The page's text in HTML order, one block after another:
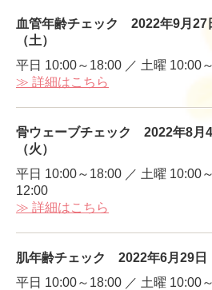
何卒、宜しくお願い申し上げます
2026 /06/08 【お休みのお知らせ】
6/14(日)
何卒、宜しくお願い申し上げます
2026/04/27
5/3(日･祝)から5/6(水･祝)まで
何卒、宜しくお願い申し上げます
血管年齢チェック 2022年9月27
（土）
平日 10:00～18:00 ／ 土曜 10:00
≫ 詳細はこちら
骨ウェーブチェック 2022年8月
（火）
平日 10:00～18:00 ／ 土曜 10:00
12:00
≫ 詳細はこちら
肌年齢チェック 2022年6月29日
平日 10:00～18:00 ／ 土曜 10:00